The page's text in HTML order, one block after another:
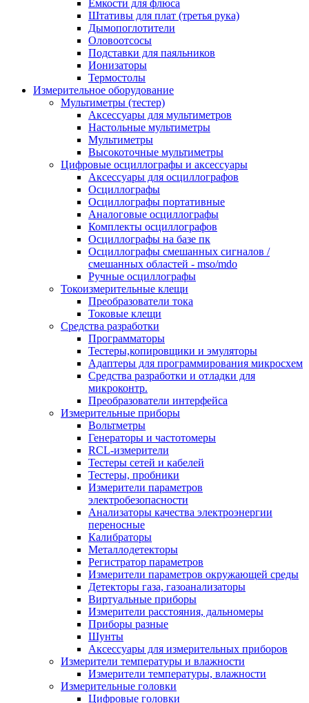
Емкости для флюса
Штативы для плат (третья рука)
Дымопоглотители
Оловоотсосы
Подставки для паяльников
Ионизаторы
Термостолы
Измерительное оборудование
Мультиметры (тестер)
Аксессуары для мультиметров
Настольные мультиметры
Мультиметры
Высокоточные мультиметры
Цифровые осциллографы и аксессуары
Аксессуары для осциллографов
Осциллографы
Осциллографы портативные
Аналоговые осциллографы
Комплекты осциллографов
Осциллографы на базе пк
Осциллографы смешанных сигналов /
смешанных областей - mso/mdo
Ручные осциллографы
Токоизмерительные клещи
Преобразователи тока
Токовые клещи
Средства разработки
Программаторы
Тестеры,копировщики и эмуляторы
Адаптеры для программирования микросхем
Cредства разработки и отладки для
микроконтр.
Преобразователи интерфейса
Измерительные приборы
Вольтметры
Генераторы и частотомеры
RCL-измерители
Тестеры сетей и кабелей
Тестеры, пробники
Измерители параметров
электробезопасности
Анализаторы качества электроэнергии
переносные
Калибраторы
Металлодетекторы
Регистратор параметров
Измерители параметров окружающей среды
Детекторы газа, газоанализаторы
Виртуальные приборы
Измерители расстояния, дальномеры
Приборы разные
Шунты
Аксессуары для измерительных приборов
Измерители температуры и влажности
Измерители температуры, влажности
Измерительные головки
Цифровые головки